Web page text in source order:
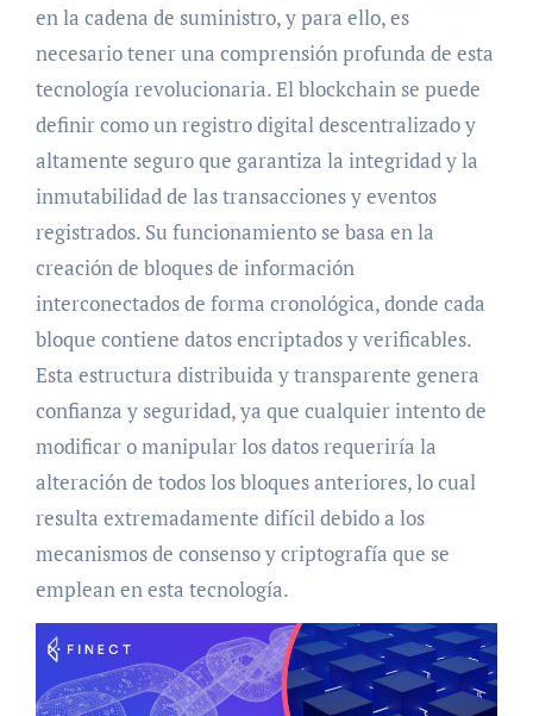
en la cadena de suministro, y para ello, es
necesario tener una comprensión profunda de esta
tecnología revolucionaria. El blockchain se puede
definir como un registro digital descentralizado y
altamente seguro que garantiza la integridad y la
inmutabilidad de las transacciones y eventos
registrados. Su funcionamiento se basa en la
creación de bloques de información
interconectados de forma cronológica, donde cada
bloque contiene datos encriptados y verificables.
Esta estructura distribuida y transparente genera
confianza y seguridad, ya que cualquier intento de
modificar o manipular los datos requeriría la
alteración de todos los bloques anteriores, lo cual
resulta extremadamente difícil debido a los
mecanismos de consenso y criptografía que se
emplean en esta tecnología.